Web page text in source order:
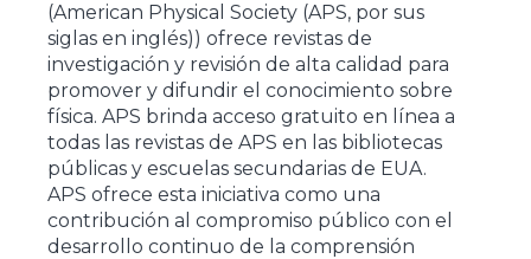
(American Physical Society (APS, por sus
siglas en inglés)) ofrece revistas de
investigación y revisión de alta calidad para
promover y difundir el conocimiento sobre
física. APS brinda acceso gratuito en línea a
todas las revistas de APS en las bibliotecas
públicas y escuelas secundarias de EUA.
APS ofrece esta iniciativa como una
contribución al compromiso público con el
desarrollo continuo de la comprensión